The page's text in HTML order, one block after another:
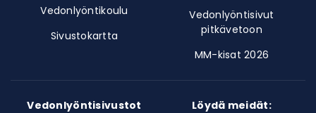
Vedonlyöntikoulu
Sivustokartta
Vedonlyöntisivut
pitkävetoon
MM-kisat 2026
Vedonlyöntisivustot Löydä meidät: